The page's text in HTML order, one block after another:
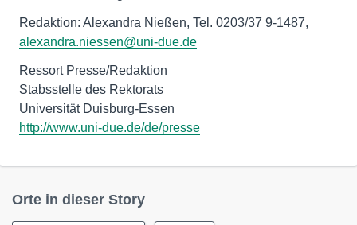
Redaktion: Alexandra Nießen, Tel. 0203/37 9-1487,
alexandra.niessen@uni-due.de
Ressort Presse/Redaktion
Stabsstelle des Rektorats
http://www.uni-due.de/de/presse
Orte in dieser Story